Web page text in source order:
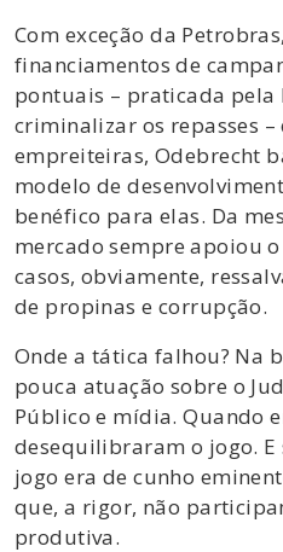
Com exceção da
financiamentos de
pontuais – praticada pela
criminalizar os repasses –
empreiteiras, Odebrecht
modelo de
benéfico para elas. Da
mercado sempre apoiou o
casos, obviamente,
de propinas e corrupção.
Onde a tática falhou? Na
pouca atuação sobre o
Público e mídia. Quando
desequilibraram o jogo.
jogo era de cunho
que, a rigor, não
produtiva.